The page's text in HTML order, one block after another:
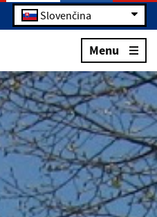
Slovenčina
Menu